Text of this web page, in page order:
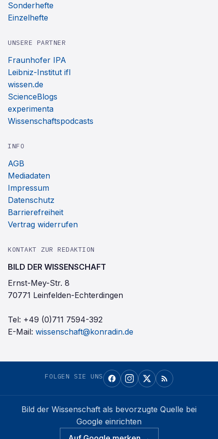
Sonderhefte
Einzelhefte
UNSERE PARTNER
Fraunhofer IPA
Leibniz-Institut ifl
wissen.de
ScienceBlogs
experimenta
Wissenschaftspodcasts
INFO
AGB
Mediadaten
Impressum
Datenschutz
Barrierefreiheit
Vertrag widerrufen
KONTAKT ZUR REDAKTION
BILD DER WISSENSCHAFT
Ernst-Mey-Str. 8
70771 Leinfelden-Echterdingen
Tel: +49 (0)711 7594-392
E-Mail: wissenschaft@konradin.de
FOLGEN SIE UNS
Bild der Wissenschaft als bevorzugte Quelle bei
Google einrichten